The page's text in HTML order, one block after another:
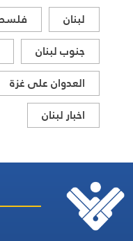
لبنان
جنوب لبنان
العدوان على غزة
اخبار لبنان